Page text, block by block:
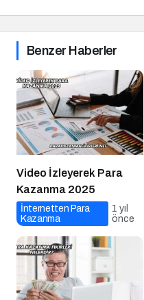
Benzer Haberler
Video İzleyerek Para
Kazanma 2025
İnternetten Para
Kazanma
1 yıl
önce